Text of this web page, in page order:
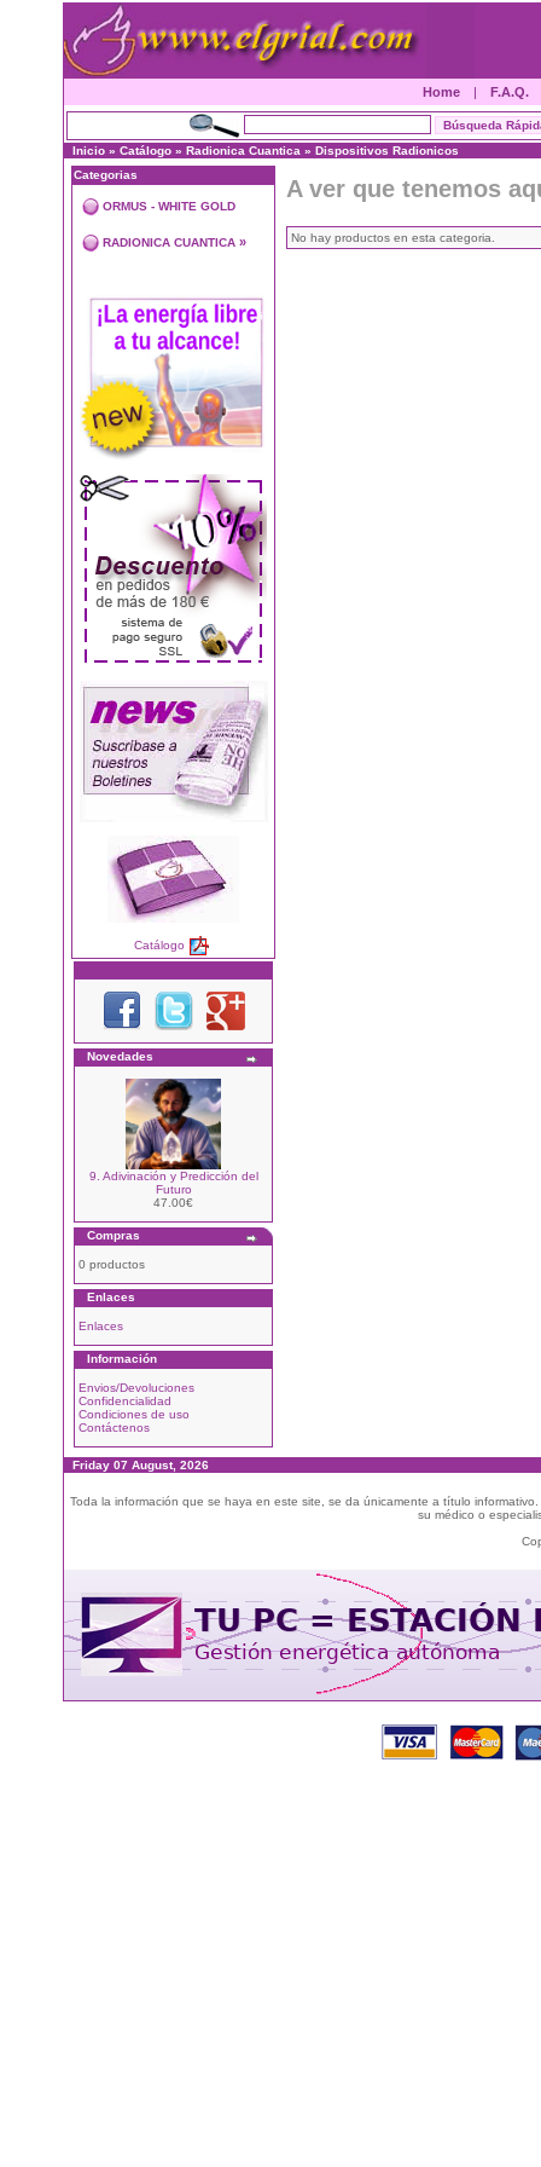
Home | F.A.Q.
Inicio » Catálogo » Radionica Cuantica » Dispositivos Radionicos
Categorias
ORMUS - WHITE GOLD
RADIONICA CUANTICA »
Catálogo
Novedades
9. Adivinación y Predicción del
Futuro
47.00€
Compras
0 productos
Enlaces
Enlaces
Información
Envios/Devoluciones
Confidencialidad
Condiciones de uso
Contáctenos
A ver que tenemos
No hay productos en esta categoria.
Friday 07 August, 2026
Toda la información que se haya en este site, se da únicamente a título
su médico o